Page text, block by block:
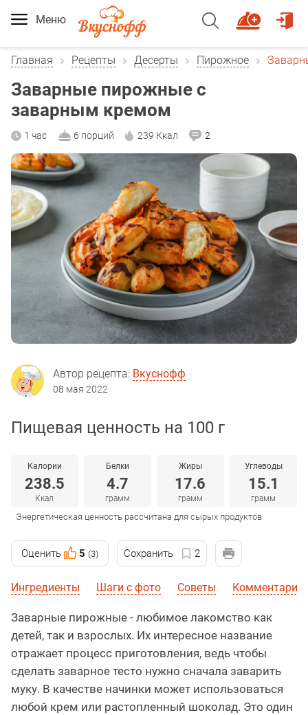
Меню
Главная Рецепты Десерты Пирожное
Заварные пирожные с
заварным кремом
1 час 6 порций 239 Ккал 2
Автор рецепта: Вкуснофф
08 мая 2022
Пищевая ценность на 100 г
Калории
238.5
Ккал
Белки
4.7
грамм
Жиры
17.6
грамм
Углеводы
15.1
грамм
Энергетическая ценность рассчитана для сырых продуктов
Оценить 5 (3) Сохранить 2
Ингредиенты Шаги с фото Советы Комментарии
Заварные пирожные - любимое лакомство как
детей, так и взрослых. Их интересное название
отражает процесс приготовления, ведь чтобы
сделать заварное тесто нужно сначала заварить
муку. В качестве начинки может использоваться
любой крем или растопленный шоколад. Это один